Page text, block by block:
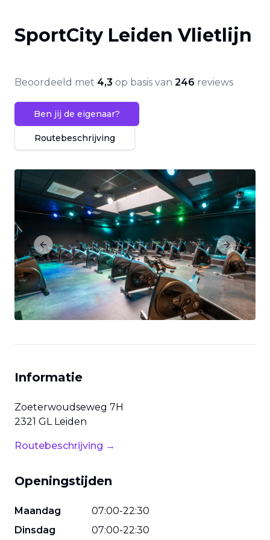
SportCity Leiden Vlietlijn
Beoordeeld met 4,3 op basis van 246 reviews
Ben jij de eigenaar?
Routebeschrijving
Previous slide Next slide
Informatie
Zoeterwoudseweg 7H
2321 GL Leiden
Routebeschrijving →
Openingstijden
Maandag 07:00-22:30
Dinsdag
07:00-22:30